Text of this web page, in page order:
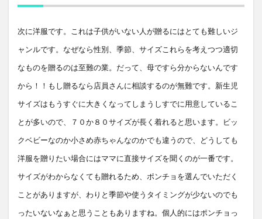
次に洋服です。これは子供がいない人が贈るにはとても難しいジ
ャンルです。なぜなら性別、季節、サイズこれらを考えつつ適切
なものを贈るのは至難の業。だって、母ですら分からないんです
から！！もし贈るなら店員さんに相談するのが無難です。新生児
サイズはもうすぐに大きくなってしまうしすでに用意しているこ
とが多いので、７０か８０サイズが長く着れると思います。ビッ
クベビーなのか小さめ赤ちゃんなのかでも違うので、どうしても
洋服を贈りたい場合にはママに直接サイズを聞くのが一番です。
サイズがわからなくても贈れるため、ポンチョを選んでいただく
ことがありますが、わりと季節や使うタイミングが少ないのでも
ったいないなぁと思うこともありますね。個人的にはポンチョっ